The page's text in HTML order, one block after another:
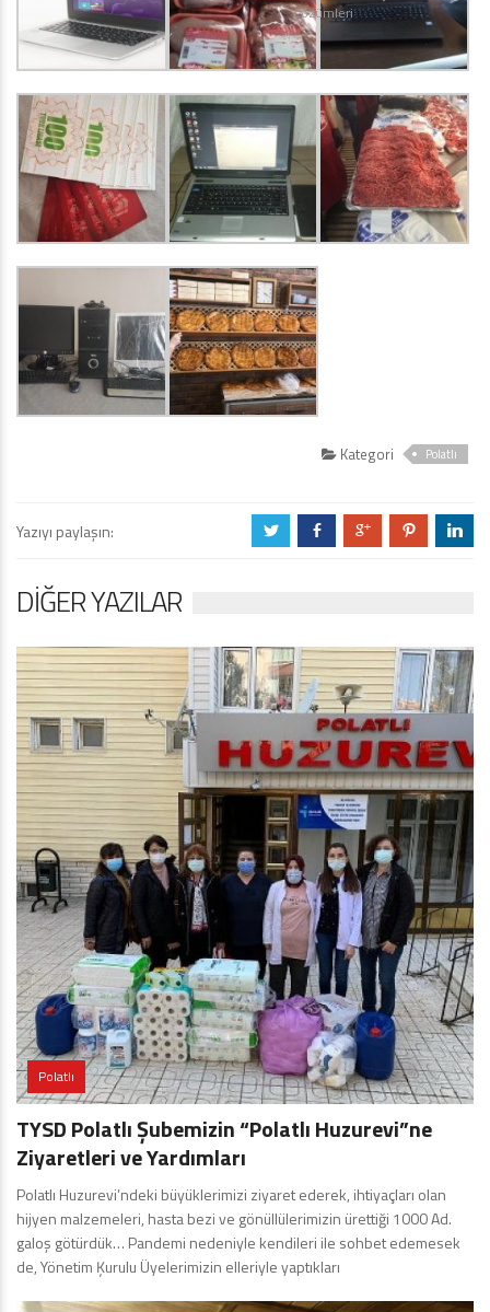
Kategori Polatlı
Yazıyı paylaşın: a b c d j
DIĞER YAZILAR
Polatlı
TYSD Polatlı Şubemizin “Polatlı Huzurevi”ne
Ziyaretleri ve Yardımları
Polatlı Huzurevi’ndeki büyüklerimizi ziyaret ederek, ihtiyaçları olan
hijyen malzemeleri, hasta bezi ve gönüllülerimizin ürettiği 1000 Ad.
galoş götürdük… Pandemi nedeniyle kendileri ile sohbet edemesek
de, Yönetim Ķurulu Üyelerimizin elleriyle yaptıkları
Çözümleri